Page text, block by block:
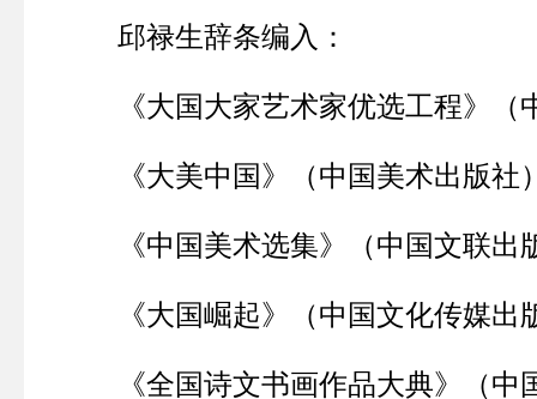
邱禄生辞条编入：
《大国大家艺术家优选工程》
《大美中国》（中国美术出版社
《中国美术选集》（中国文联出
《大国崛起》（中国文化传媒出
《全国诗文书画作品大典》（中